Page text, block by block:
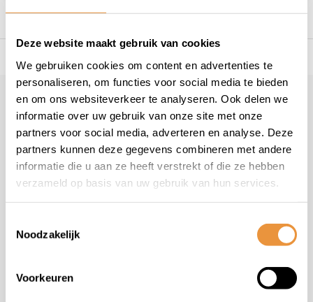
Deze website maakt gebruik van cookies
We gebruiken cookies om content en advertenties te
personaliseren, om functies voor social media te bieden
en om ons websiteverkeer te analyseren. Ook delen we
informatie over uw gebruik van onze site met onze
partners voor social media, adverteren en analyse. Deze
partners kunnen deze gegevens combineren met andere
informatie die u aan ze heeft verstrekt of die ze hebben
verzameld op basis van uw gebruik van hun services.
Noodzakelijk
Voorkeuren
Klantenservice
Veelgestelde vragen
+31 78 780 2330
info@artsloten.nl